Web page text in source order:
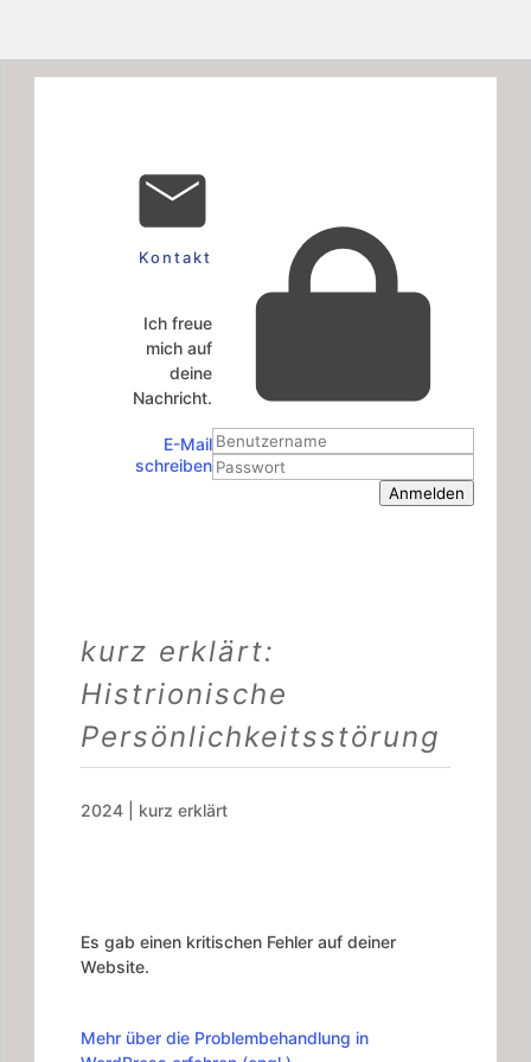
Kontakt
Ich freue
mich auf
deine
Nachricht.
E-Mail
schreiben
Anmelden
kurz erklärt:
Histrionische
Persönlichkeitsstörung
2024 kurz erklärt
Es gab einen kritischen Fehler auf deiner
Website.
Mehr über die Problembehandlung in